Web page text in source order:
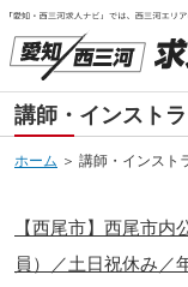
講師・インスト
ホーム ＞ 講師・インスト
【西尾市】西尾市
員）／土日祝休み／